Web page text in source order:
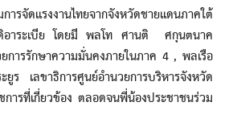
ารจัดแรงงานไทยจากจังหวัดชายแดนภาคใต้
ดิอาระเบีย โดยมี พลโท ศานติ ศกุนตนาค
ารรักษาความมั่นคงภายในภาค 4 , พลเรือ
เลขาธิการศูนย์อำนวยการบริหารจังหวัด
ารที่เกี่ยวข้อง ตลอดจนพี่น้องประชาชนร่วม